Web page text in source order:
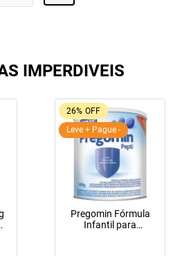
IMPERDIVEIS
26% OFF
Leve + Pague -
Pregomin Fórmula
Infantil para